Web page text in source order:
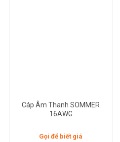
Cáp Âm Thanh SOMMER
16AWG
Gọi để biết giá